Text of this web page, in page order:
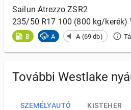
Sailun Atrezzo ZSR2
235/50 R17 100 (800 kg/kerék)
B A A (69 db)
További Westlake
SZEMÉLYAUTÓ KISTEHER